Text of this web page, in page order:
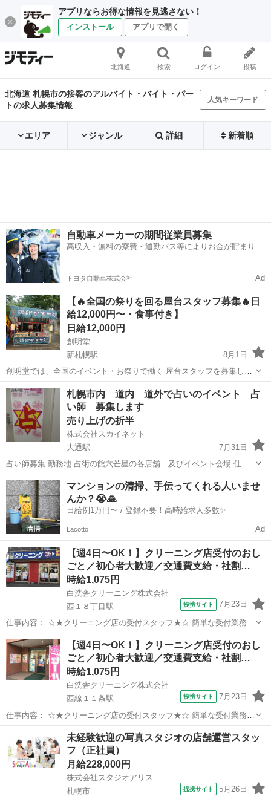
アプリならお得な情報を見逃さない！
インストール アプリで開く
北海道 検索 ログイン 投稿
北海道 札幌市の接客のアルバイト・バイト・パー
トの求人募集情報
人気キーワード
エリア ジャンル 詳細 新着順
自動車メーカーの期間従業員募集
高収入・無料の寮費・通勤バス等によりお金が貯まりや
トヨタ自動車株式会社 Ad
【🔥全国の祭りを回る屋台スタッフ募集🔥日
給12,000円〜・食事付き】
日給12,000円
創明堂
新札幌駅
8月1日
創明堂では、全国のイベント・お祭りで働く 屋台スタッフを募集して
います！ 「普通のバイトじゃつまらない」 「旅しながら働きたい」
そんな方にピッタリの仕事です👍 【給与】 日給12,000円〜15,000円
（月25万...
北海道 札幌市 新札幌駅 その他 スタッフ
札幌市内 道内 道外で占いのイベント 占
い師 募集します
売り上げの折半
株式会社スカイネット
大通駅
7月31日
占い師募集 勤務地 占術の館六芒星の各店舗 及びイベント会場 仕事
内容 対面占い・電話占い・ 占い師養成講座講師 基本給 歩合または
ギャラ１万円はイベントの時 休日 シフト制 勤務時間 シフト・イベ
ン...
北海道 札幌市 その他 占い師
マンションの清掃、手伝ってくれる人いませ
んか？😭🙏
日給例1万円〜 / 登録不要！高時給求人多数✨
Lacotto Ad
【週4日〜OK！】クリーニング店受付のおし
ごと／初心者大歓迎／交通費支給・社割…
時給1,075円
白洗舎クリーニング株式会社
西１８丁目駅
提携サイト 7月23日
仕事内容： ☆★クリーニング店の受付スタッフ★☆ 簡単な受付業務な
ので安心してください♪ 最初はスタッフが丁寧にお教えるので『未経
験者』でも"安心です!! 覚えれば難なくできるお仕事です！ ～おしごと
の流れ～ 1.受付...
北海道 札幌市 西１８丁目駅 フロント
【週4日〜OK！】クリーニング店受付のおし
ごと／初心者大歓迎／交通費支給・社割…
時給1,075円
白洗舎クリーニング株式会社
西線１１条駅
提携サイト 7月23日
仕事内容： ☆★クリーニング店の受付スタッフ★☆ 簡単な受付業務な
ので安心してください♪ 最初はスタッフが丁寧にお教えるので『未経
験者』でも"安心です!! 覚えれば難なくできるお仕事です！ ～おしごと
の流れ～ 1.受付...
西線１１条駅 フロント
未経験歓迎の写真スタジオの店舗運営スタッ
フ（正社員）
月給228,000円
株式会社スタジオアリス
札幌市
提携サイト 5月26日